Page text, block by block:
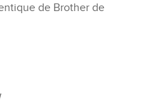
de Brother de